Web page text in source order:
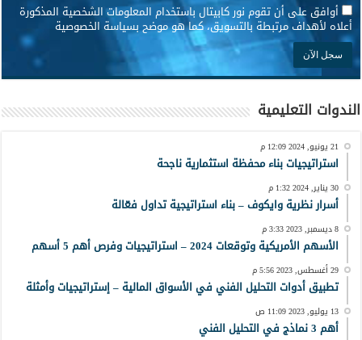
* أوافق على أن تقوم نور كابيتال باستخدام المعلومات الشخصية المذكورة
أعلاه لأهداف مرتبطة بالتسويق، كما هو موضح بسياسة الخصوصية
الندوات التعليمية
21 يونيو, 2024 12:09 م
استراتيجيات بناء محفظة استثمارية ناجحة
30 يناير, 2024 1:32 م
أسرار نظرية وايكوف – بناء استراتيجية تداول فعّالة
8 ديسمبر, 2023 3:33 م
الأسهم الأمريكية وتوقعات 2024 – استراتيجيات وفرص أهم 5 أسهم
29 أغسطس, 2023 5:56 م
تطبيق أدوات التحليل الفني في الأسواق المالية – إستراتيجيات وأمثلة
13 يوليو, 2023 11:09 ص
أهم 3 نماذج في التحليل الفني